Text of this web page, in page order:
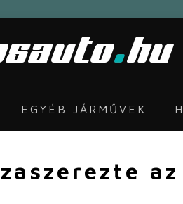
EGYÉB JÁRMŰVEK